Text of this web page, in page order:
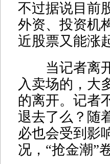
不过据说目前
外资、投资机
近股票又能涨
当记者离开
入卖场的，大
的离开。记者
退去了么？随
必也会受到影
况，“抢金潮”